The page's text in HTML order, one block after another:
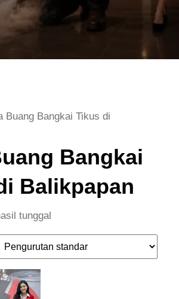
Buang Bangkai Tikus di
Bangkai
Balikpapan
tunggal